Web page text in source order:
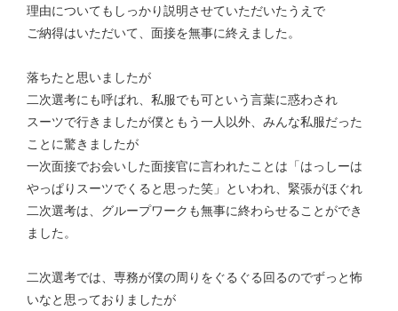
理由についてもしっかり説明させていただいたうえで
ご納得はいただいて、面接を無事に終えました。
落ちたと思いましたが
二次選考にも呼ばれ、私服でも可という言葉に惑わされ
スーツで行きましたが僕ともう一人以外、みんな私服だった
ことに驚きましたが
一次面接でお会いした面接官に言われたことは「はっしーは
やっぱりスーツでくると思った笑」といわれ、緊張がほぐれ
二次選考は、グループワークも無事に終わらせることができ
ました。
二次選考では、専務が僕の周りをぐるぐる回るのでずっと怖
いなと思っておりましたが